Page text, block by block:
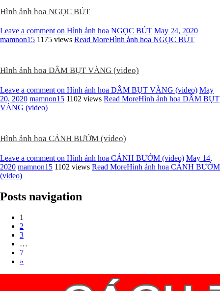
Hình ảnh hoa NGỌC BÚT
Leave a commenton Hình ảnh hoa NGỌC BÚT May 24, 2020
mamnon15 1175 views Read MoreHình ảnh hoa NGỌC BÚT
Hình ảnh hoa DÂM BỤT VÀNG (video)
Leave a comment on Hình ảnh hoa DÂM BỤT VÀNG (video) May
20, 2020 mamnon15 1102 views Read MoreHình ảnh hoa DÂM BỤT
VÀNG (video)
Hình ảnh hoa CÁNH BƯỚM (video)
Leave a comment on Hình ảnh hoa CÁNH BƯỚM (video) May 14,
2020 mamnon15 1102 views Read MoreHình ảnh hoa CÁNH BƯỚM
(video)
Posts navigation
1
2
3
…
7
»